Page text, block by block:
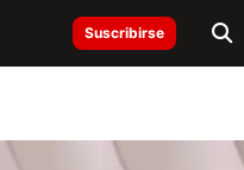
Suscribirse